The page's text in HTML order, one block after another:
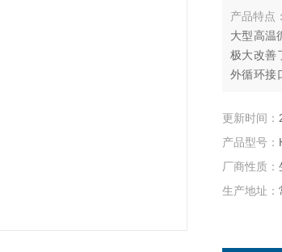
产品特点
大型高温
极大改善
外循环接
浴锅是各
更新时间：
产品型号：
厂商性质：
生产地址：